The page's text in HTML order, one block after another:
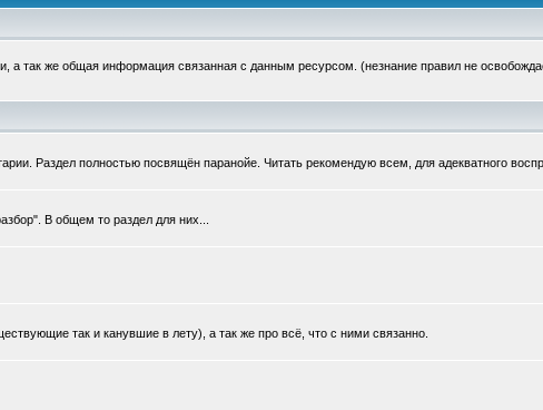
так же общая информация связанная с данным ресурсом. (незнание правил не
Раздел полностью посвящён паранойе. Читать рекомендую всем, для адекватного
В общем то раздел для них...
так и канувшие в лету), а так же про всё, что с ними связанно.